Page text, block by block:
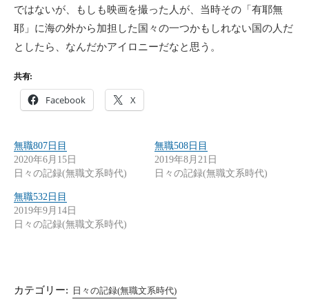
ではないが、もしも映画を撮った人が、当時その「有耶無
耶」に海の外から加担した国々の一つかもしれない国の人だ
としたら、なんだかアイロニーだなと思う。
共有:
Facebook X
無職807日目
2020年6月15日
日々の記録(無職文系時代)
無職508日目
2019年8月21日
日々の記録(無職文系時代)
無職532日目
2019年9月14日
日々の記録(無職文系時代)
カテゴリー: 日々の記録(無職文系時代)